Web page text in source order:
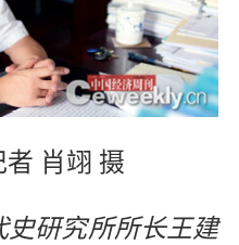
者 肖翊 摄
史研究所所长王建